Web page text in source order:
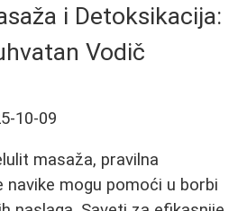
i Detoksikacija:
Vodič
10-09
masaža, pravilna
navike mogu pomoći u borbi